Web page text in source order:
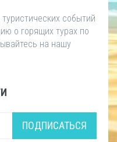
событий
о горящих турах по
на нашу
ПОДПИСАТЬСЯ